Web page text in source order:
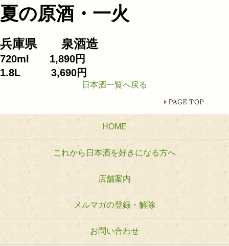
夏の原酒・一火
兵庫県 泉酒造
720ml 1,890円
1.8L 3,690円
日本酒一覧へ戻る
HOME
これから日本酒を好きになる方へ
店舗案内
メルマガの登録・解除
お問い合わせ